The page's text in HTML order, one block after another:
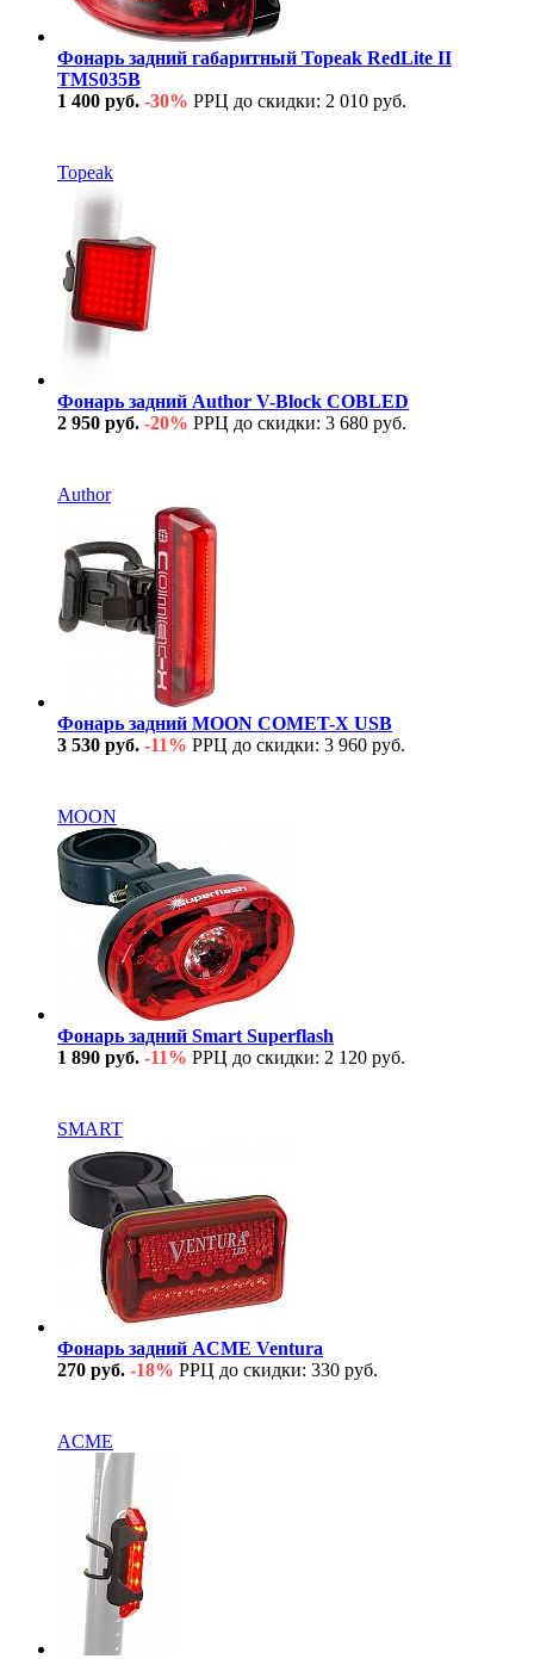
Фонарь задний габаритный Topeak RedLite II
TMS035B
1 400 руб. -30% РРЦ до скидки: 2 010 руб.
Topeak
Фонарь задний Author V-Block COBLED
2 950 руб. -20% РРЦ до скидки: 3 680 руб.
Author
Фонарь задний MOON COMET-X USB
3 530 руб. -11% РРЦ до скидки: 3 960 руб.
MOON
Фонарь задний Smart Superflash
1 890 руб. -11% РРЦ до скидки: 2 120 руб.
SMART
Фонарь задний ACME Ventura
270 руб. -18% РРЦ до скидки: 330 руб.
ACME